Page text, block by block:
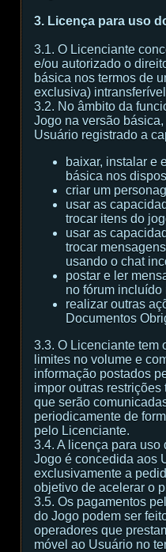
3. Licença para uso
3.1. O Licenciante
e/ou autorizado o
básica nos termos de
exclusiva)
3.2. No âmbito da
Jogo na versão
Usuário registrado a
baixar, instalar e
básica nos
criar um
usar as
trocar itens do
usar as
trocar
usando o chat
postar e ler
no fórum incluído
realizar outras
Documentos
3.3. O Licenciante tem
limites no volume e
informação postados
impor outras
que serão
periodicamente de
pelo Licenciante.
3.4. A licença para
Jogo é concedida aos
exclusivamente a
objetivo de acelerar o
3.5. Os pagamentos
do Jogo podem ser
operadores que
móvel ao Usuário no